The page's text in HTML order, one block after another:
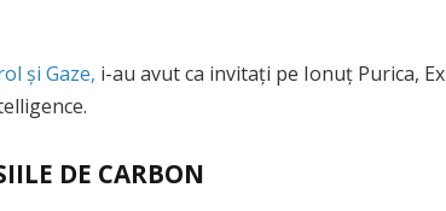
și Gaze, i-au avut ca invitați pe Ionuț Purica,
DE CARBON